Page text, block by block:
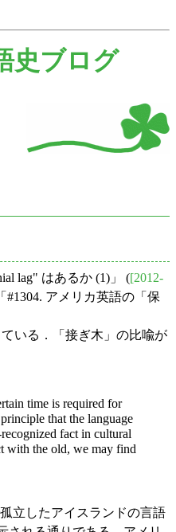
史ブログ
lag" はあるか (1)」 ([2012-
#1304. アメリカ英語の「保
いる．「接ぎ木」の比喩が
time is required for
that the language
fact in cultural
with the old, we may find
立したアイスランドの言語